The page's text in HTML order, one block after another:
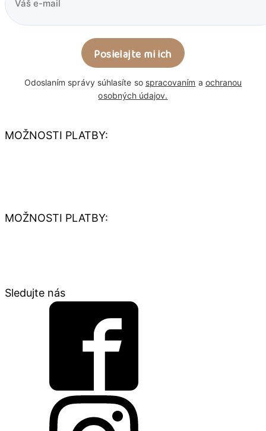
Odoslaním správy súhlasíte so spracovaním a ochranou
osobných údajov.
MOŽNOSTI PLATBY:
MOŽNOSTI PLATBY:
Sledujte nás